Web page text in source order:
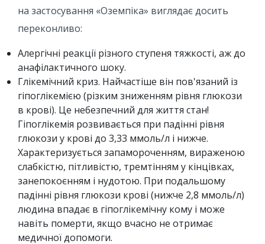
на застосування «Оземпіка» виглядає досить
переконливо:
Алергічні реакції різного ступеня тяжкості, аж до
анафілактичного шоку.
Глікемічний криз. Найчастіше він пов'язаний із
гіпоглікемією (різким зниженням рівня глюкози
в крові). Це небезпечний для життя стан!
Гіпоглікемія розвивається при падінні рівня
глюкози у крові до 3,33 ммоль/л і нижче.
Характеризується запамороченням, вираженою
слабкістю, пітливістю, тремтінням у кінцівках,
занепокоєнням і нудотою. При подальшому
падінні рівня глюкози крові (нижче 2,8 ммоль/л)
людина впадає в гіпоглікемічну кому і може
навіть померти, якщо вчасно не отримає
медичної допомоги.